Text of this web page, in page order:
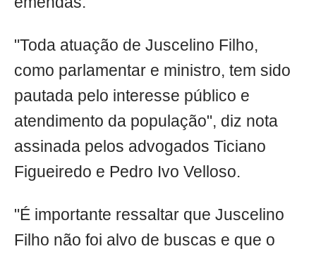
"Toda atuação de Juscelino Filho,
como parlamentar e ministro, tem sido
pautada pelo interesse público e
atendimento da população", diz nota
assinada pelos advogados Ticiano
Figueiredo e Pedro Ivo Velloso.
"É importante ressaltar que Juscelino
Filho não foi alvo de buscas e que o